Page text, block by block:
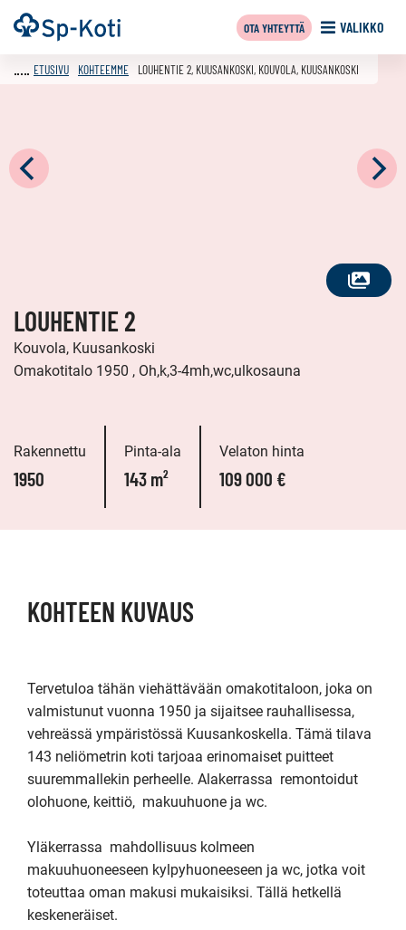
Siirry
sisältöön
Etusivu VALIKKO
OTA YHTEYTTÄ
KATSO
ETUSIVU KOHTEEMME LOUHENTIE 2, KUUSANKOSKI, KOUVOLA, KUUSANKOSKI
LOUHENTIE 2
Kouvola, Kuusankoski
Omakotitalo 1950 , Oh,k,3-4mh,wc,ulkosauna
Rakennettu
1950
Pinta-ala
143 m²
Velaton hinta
109 000 €
KOHTEEN KUVAUS
Tervetuloa tähän viehättävään omakotitaloon, joka on
valmistunut vuonna 1950 ja sijaitsee rauhallisessa,
vehreässä ympäristössä Kuusankoskella. Tämä tilava
143 neliömetrin koti tarjoaa erinomaiset puitteet
suuremmallekin perheelle. Alakerrassa  remontoidut
olohuone, keittiö,  makuuhuone ja wc.
Yläkerrassa  mahdollisuus kolmeen
makuuhuoneeseen kylpyhuoneeseen ja wc, jotka voit
toteuttaa oman makusi mukaisiksi. Tällä hetkellä
keskeneräiset.